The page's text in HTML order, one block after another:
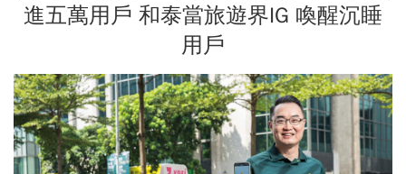
進五萬用戶 和泰當旅遊界IG 喚醒沉睡
用戶